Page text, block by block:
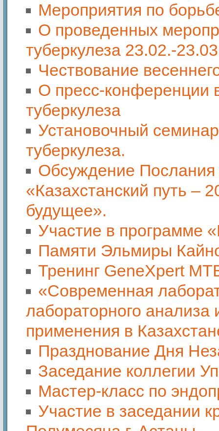
Мероприятия по
О проведенных
туберкулеза 23.02.-
Чествование
О пресс-конференции
туберкулеза
Установочный
туберкулеза.
Обсуждение Послания
«Казахстанский путь –
будущее».
Участие в программе
Памяти Эльмиры
Тренинг GeneXpert
«Современная
лабораторного анализа
применения в
Празднование Дня
Заседание коллегии
Мастер-класс по
Участие в заседании